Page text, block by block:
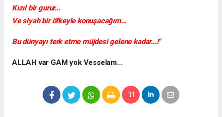
Kızıl bir gurur...
Ve siyah bir öfkeyle konuşacağım...
Bu dünyayı terk etme müjdesi gelene kadar...!"
ALLAH var GAM yok Vesselam...